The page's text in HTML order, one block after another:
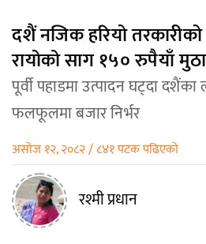
दशैं नजिक हरियो
रायोको साग १५० रुपैयाँ
पूर्वी पहाडमा उत्पादन घट्दा
फलफूलमा बजार निर्भर
असोज १२, २०८२ / ८४१ पटक पढिएको
रश्मी प्रधान